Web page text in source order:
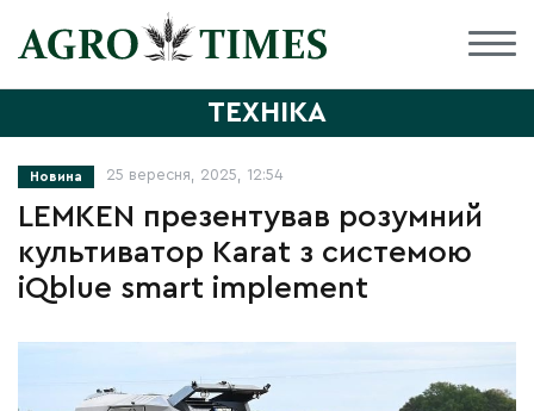
ТЕХНІКА
Новина 25 вересня, 2025, 12:54
LEMKEN презентував розумний
культиватор Karat з системою
iQblue smart implement